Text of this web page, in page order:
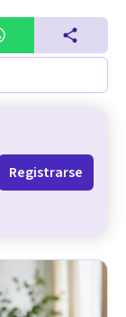
Registrarse